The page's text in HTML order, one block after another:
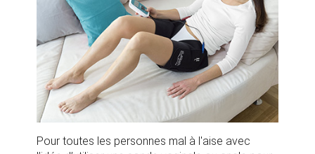
Pour toutes les personnes mal à l'aise avec